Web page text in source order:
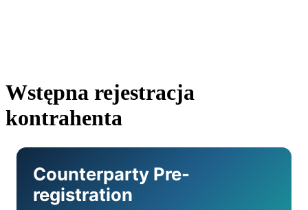
Wstępna rejestracja
kontrahenta
Counterparty Pre-
registration